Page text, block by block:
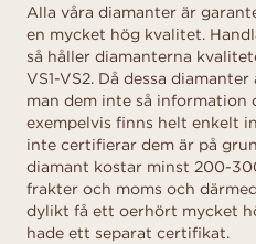
Alla våra diamanter är
en mycket hög kvalitet.
så håller diamanterna
VS1-VS2. Då dessa
man dem inte så
exempelvis finns helt enkelt
inte certifierar dem är på
diamant kostar minst 200-
frakter och moms och
dylikt få ett oerhört mycket
hade ett separat certifikat.